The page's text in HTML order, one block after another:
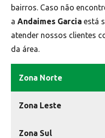
bairros. Caso não
aAndaimes Garcia está
atender nossos clientes
da área.
Zona Norte
Zona Leste
Zona Sul